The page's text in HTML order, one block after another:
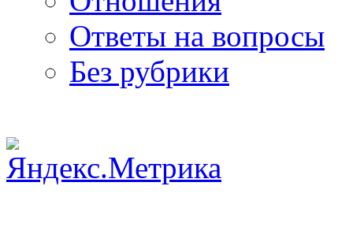
Ответы на вопросы
Без рубрики